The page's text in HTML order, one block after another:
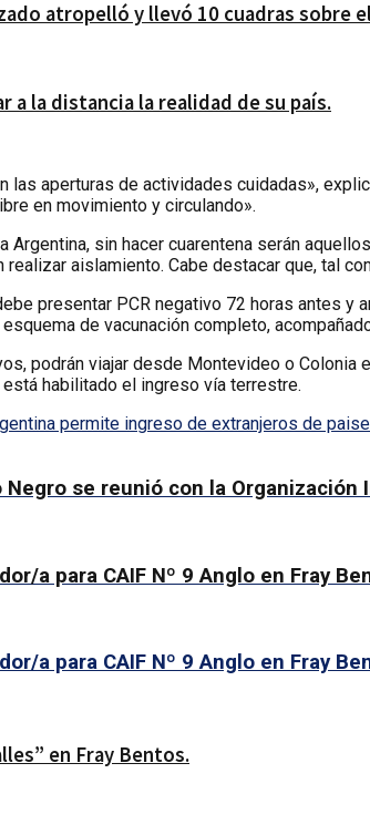
atropelló y llevó 10 cuadras sobre
a la distancia la realidad de su país.
las aperturas de actividades cuidadas»,
en movimiento y circulando».
Argentina, sin hacer cuarentena serán
aislamiento. Cabe destacar que, tal
presentar PCR negativo 72 horas antes
de vacunación completo,
podrán viajar desde Montevideo o
habilitado el ingreso vía terrestre.
permite ingreso de extranjeros de
se reunió con la
a para CAIF Nº 9 Anglo en Fray
a para CAIF Nº 9 Anglo en Fray
en Fray Bentos.